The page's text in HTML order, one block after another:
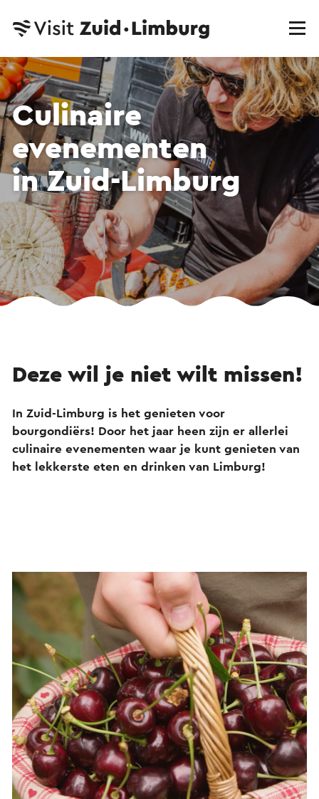
Culinaire
evenementen
in Zuid-Limburg
Deze wil je niet wilt missen!
In Zuid-Limburg is het genieten voor
bourgondiërs! Door het jaar heen zijn er allerlei
culinaire evenementen waar je kunt genieten van
het lekkerste eten en drinken van Limburg!